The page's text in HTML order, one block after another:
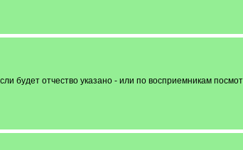
будет отчество указано - или по восприемникам